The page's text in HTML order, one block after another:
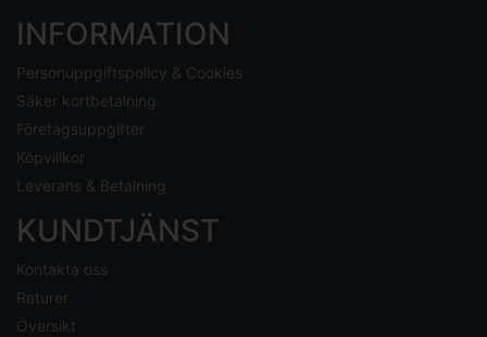
INFORMATION
Personuppgiftspolicy & Cookies
Säker kortbetalning
Företagsuppgifter
Köpvillkor
Leverans & Betalning
KUNDTJÄNST
Kontakta oss
Returer
Översikt